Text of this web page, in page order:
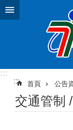
跳到主要內容區塊
:::
:::
首頁 公告
交通管制